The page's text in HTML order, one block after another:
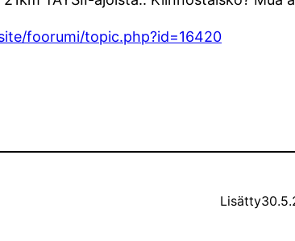
foorumi/topic.php?id=16420
Lisätty